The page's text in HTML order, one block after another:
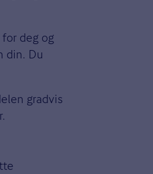
deg og
din. Du
gradvis